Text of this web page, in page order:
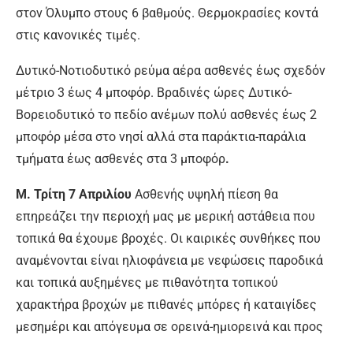
στον Όλυμπο στους 6 βαθμούς. Θερμοκρασίες κοντά
στις κανονικές τιμές.
Δυτικό-Νοτιοδυτικό ρεύμα αέρα ασθενές έως σχεδόν
μέτριο 3 έως 4 μποφόρ. Βραδινές ώρες Δυτικό-
Βορειοδυτικό το πεδίο ανέμων πολύ ασθενές έως 2
μποφόρ μέσα στο νησί αλλά στα παράκτια-παράλια
τμήματα έως ασθενές στα 3 μποφόρ.
Μ. Τρίτη 7 Απριλίου Ασθενής υψηλή πίεση θα
επηρεάζει την περιοχή μας με μερική αστάθεια που
τοπικά θα έχουμε βροχές. Οι καιρικές συνθήκες που
αναμένονται είναι ηλιοφάνεια με νεφώσεις παροδικά
και τοπικά αυξημένες με πιθανότητα τοπικού
χαρακτήρα βροχών με πιθανές μπόρες ή καταιγίδες
μεσημέρι και απόγευμα σε ορεινά-ημιορεινά και προς